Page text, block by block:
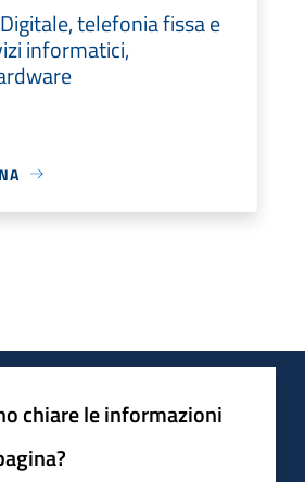
telefonia fissa e
informatici,
chiare le informazioni